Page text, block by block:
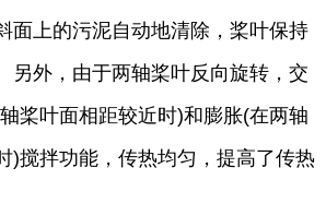
面上的污泥自动地清除，桨叶保持
另外，由于两轴桨叶反向旋转，交
桨叶面相距较近时)和膨胀(在两轴
)搅拌功能，传热均匀，提高了传热